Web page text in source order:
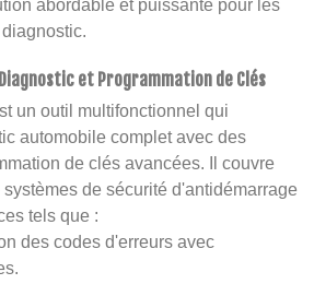
abordable et puissante pour les
et Programmation de Clés
un outil multifonctionnel qui
automobile complet avec des
de clés avancées. Il couvre
de sécurité d'antidémarrage
tels que :
des codes d'erreurs avec